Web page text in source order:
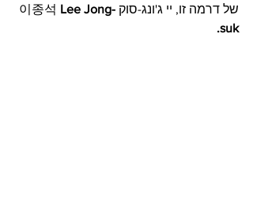
של דרמה זו, יי ג'ונג-סוק 이종석
Lee Jong-
suk.